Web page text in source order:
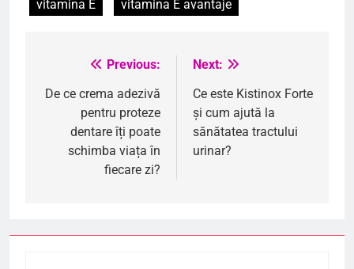
vitamina E
vitamina E avantaje
Navigare
în
articole
Previous:
De ce crema adezivă
pentru proteze
dentare îți poate
schimba viața în
fiecare zi?
Next:
Ce este Kistinox Forte
și cum ajută la
sănătatea tractului
urinar?